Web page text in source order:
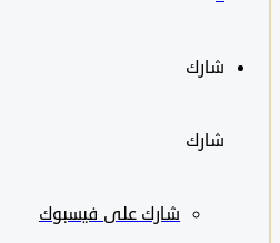
شارك
شارك على فيسبوك